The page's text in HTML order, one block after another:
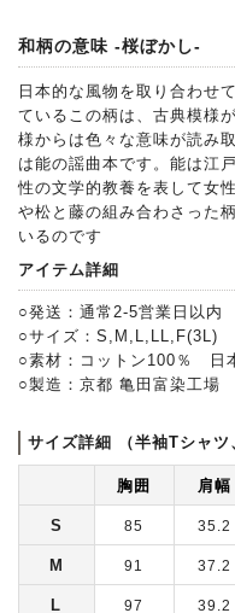
和柄の意味 -桜ぼかし-
日本的な風物を取り合わせ
ているこの柄は、古典模様
様からは色々な意味が読み
は能の謡曲本です。能は江
性の文学的教養を表して女
や松と藤の組み合わさった
いるのです
アイテム詳細
○発送：通常2-5営業日以内
○サイズ：S,M,L,LL,F(3L)
○素材：コットン100％ 日
○製造：京都 亀田富染工場
サイズ詳細 （半袖Tシャツ
胸囲 肩幅
S 85 35.2
M 91 37.2
L 97 39.2